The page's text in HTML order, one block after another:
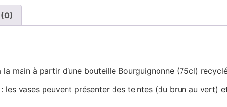
(0)
main à partir d’une bouteille Bourguignonne (75cl)
les vases peuvent présenter des teintes (du brun au vert)